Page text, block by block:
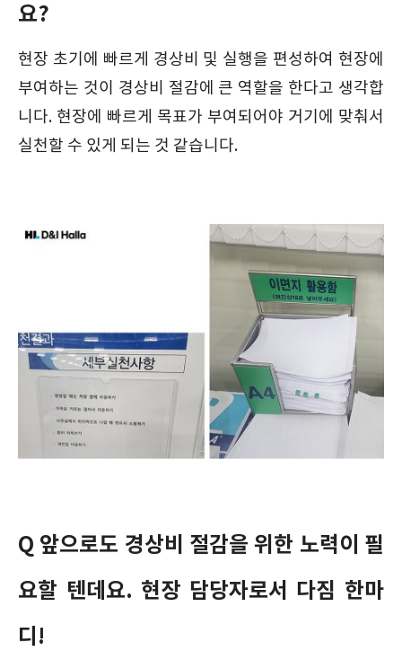
요?
현장 초기에 빠르게 경상비 및 실행을 편성하여 현장에
부여하는 것이 경상비 절감에 큰 역할을 한다고 생각합
니다. 현장에 빠르게 목표가 부여되어야 거기에 맞춰서
실천할 수 있게 되는 것 같습니다.
Q 앞으로도 경상비 절감을 위한 노력이 필
요할 텐데요. 현장 담당자로서 다짐 한마
디!